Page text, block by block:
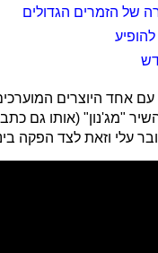
של הזמרים הגדולים
להופיע
אחד היוצרים
"מג'נון" (אותו גם
עלי וזאת לצד הפקה